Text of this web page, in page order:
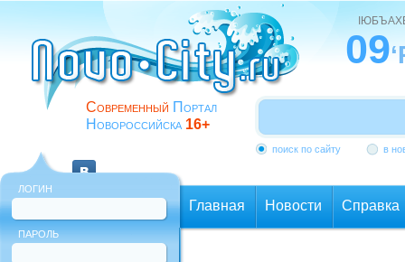
Современный Портал
Новороссийска 16+
09
поиск по сайту в
ЛОГИН
ПАРОЛЬ
Главная Новости Справка